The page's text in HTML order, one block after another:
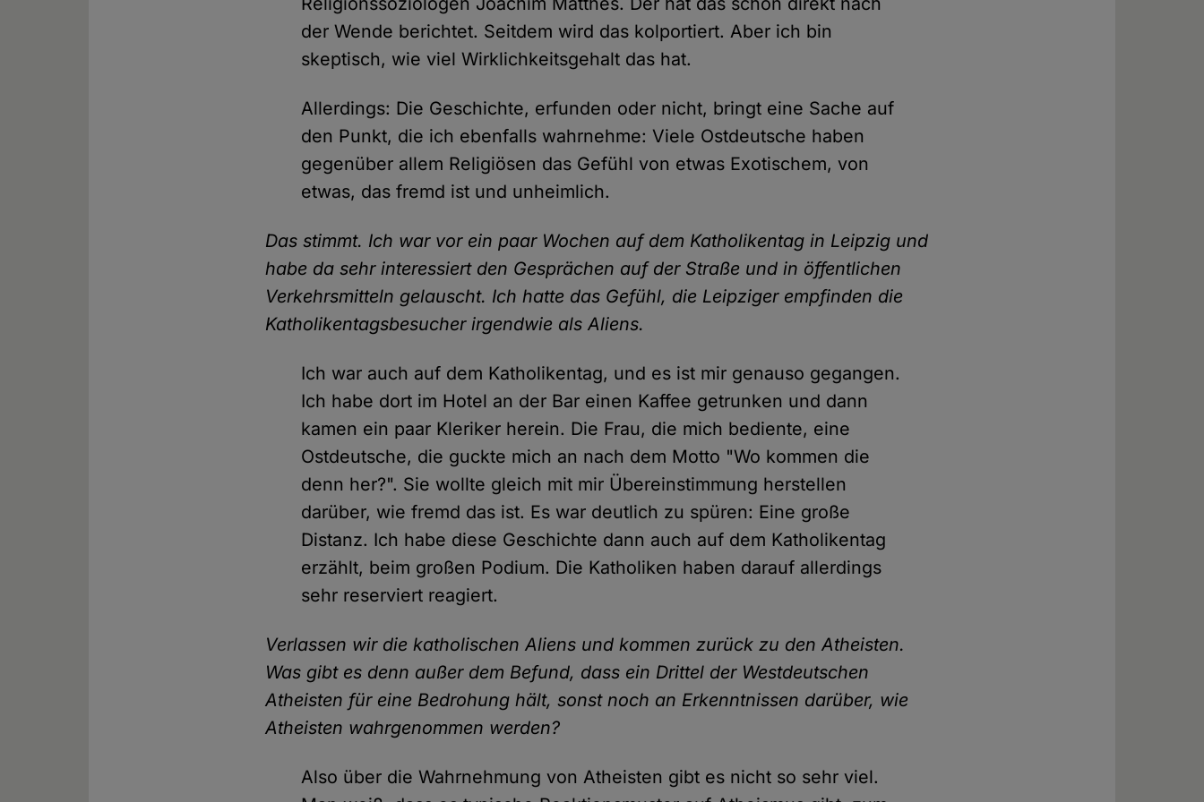
der Wende berichtet. Seitdem wird das kolportiert. Aber ich bin
skeptisch, wie viel Wirklichkeitsgehalt das hat.
Allerdings: Die Geschichte, erfunden oder nicht, bringt eine Sache auf
den Punkt, die ich ebenfalls wahrnehme: Viele Ostdeutsche haben
gegenüber allem Religiösen das Gefühl von etwas Exotischem, von
etwas, das fremd ist und unheimlich.
Das stimmt. Ich war vor ein paar Wochen auf dem Katholikentag in Leipzig und
habe da sehr interessiert den Gesprächen auf der Straße und in öffentlichen
Verkehrsmitteln gelauscht. Ich hatte das Gefühl, die Leipziger empfinden die
Katholikentagsbesucher irgendwie als Aliens.
Ich war auch auf dem Katholikentag, und es ist mir genauso gegangen.
Ich habe dort im Hotel an der Bar einen Kaffee getrunken und dann
kamen ein paar Kleriker herein. Die Frau, die mich bediente, eine
Ostdeutsche, die guckte mich an nach dem Motto "Wo kommen die
denn her?". Sie wollte gleich mit mir Übereinstimmung herstellen
darüber, wie fremd das ist. Es war deutlich zu spüren: Eine große
Distanz. Ich habe diese Geschichte dann auch auf dem Katholikentag
erzählt, beim großen Podium. Die Katholiken haben darauf allerdings
sehr reserviert reagiert.
Verlassen wir die katholischen Aliens und kommen zurück zu den Atheisten.
Was gibt es denn außer dem Befund, dass ein Drittel der Westdeutschen
Atheisten für eine Bedrohung hält, sonst noch an Erkenntnissen darüber, wie
Atheisten wahrgenommen werden?
Also über die Wahrnehmung von Atheisten gibt es nicht so sehr viel.